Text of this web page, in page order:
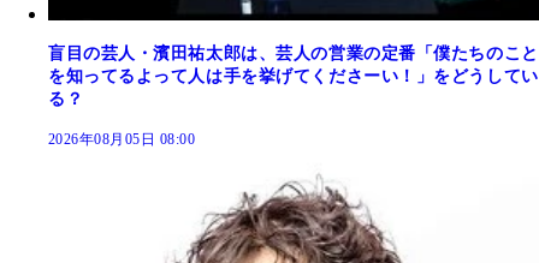
盲目の芸人・濱田祐太郎は、芸人の営業の定番「僕たちのこと
を知ってるよって人は手を挙げてくださーい！」をどうしてい
る？
2026年08月05日 08:00